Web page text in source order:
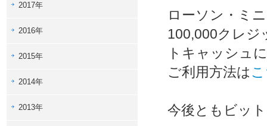
2017年
2016年
2015年
2014年
2013年
ローソン・ミ
100,000クレジ
トキャッシュ
ご利用方法は
今後ともビッ